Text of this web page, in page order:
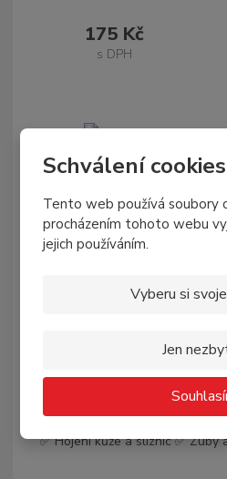
Schválení cookies
Tento web používá soubory
procházením tohoto webu
jejich používáním.
Vyberu si
Jen
175 Kč
s DPH
Propolis EXTRA
✅ Hojení kůže a sliznic ✅ Zuby